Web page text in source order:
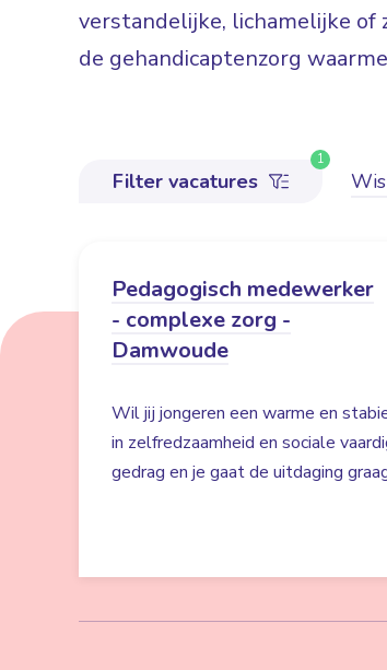
verstandelijke, lichamelijke of
de gehandicaptenzorg
Filter vacatures
1
Pedagogisch medewerker
- complexe zorg -
Damwoude
Wil jij jongeren een warme en
in zelfredzaamheid en sociale
gedrag en je gaat de uitdaging